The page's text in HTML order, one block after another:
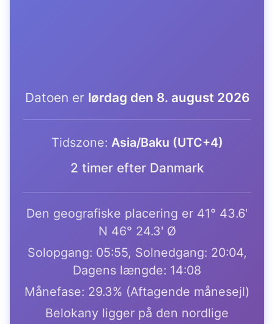
Datoen er lørdag den 8. august 2026
Tidszone: Asia/Baku (UTC+4)
2 timer efter Danmark
Den geografiske placering er 41° 43.6'
N 46° 24.3' Ø
Solopgang: 05:55, Solnedgang: 20:04,
Dagens længde: 14:08
Månefase: 29.3% (Aftagende månesejl)
Belokany ligger på den nordlige